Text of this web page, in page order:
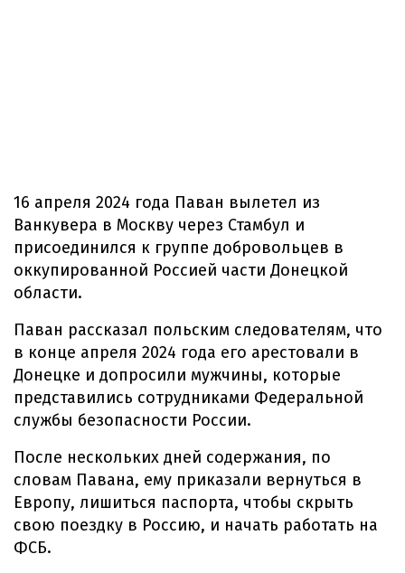
16 апреля 2024 года Паван вылетел из
Ванкувера в Москву через Стамбул и
присоединился к группе добровольцев в
оккупированной Россией части Донецкой
области.
Паван рассказал польским следователям, что
в конце апреля 2024 года его арестовали в
Донецке и допросили мужчины, которые
представились сотрудниками Федеральной
службы безопасности России.
После нескольких дней содержания, по
словам Павана, ему приказали вернуться в
Европу, лишиться паспорта, чтобы скрыть
свою поездку в Россию, и начать работать на
ФСБ.